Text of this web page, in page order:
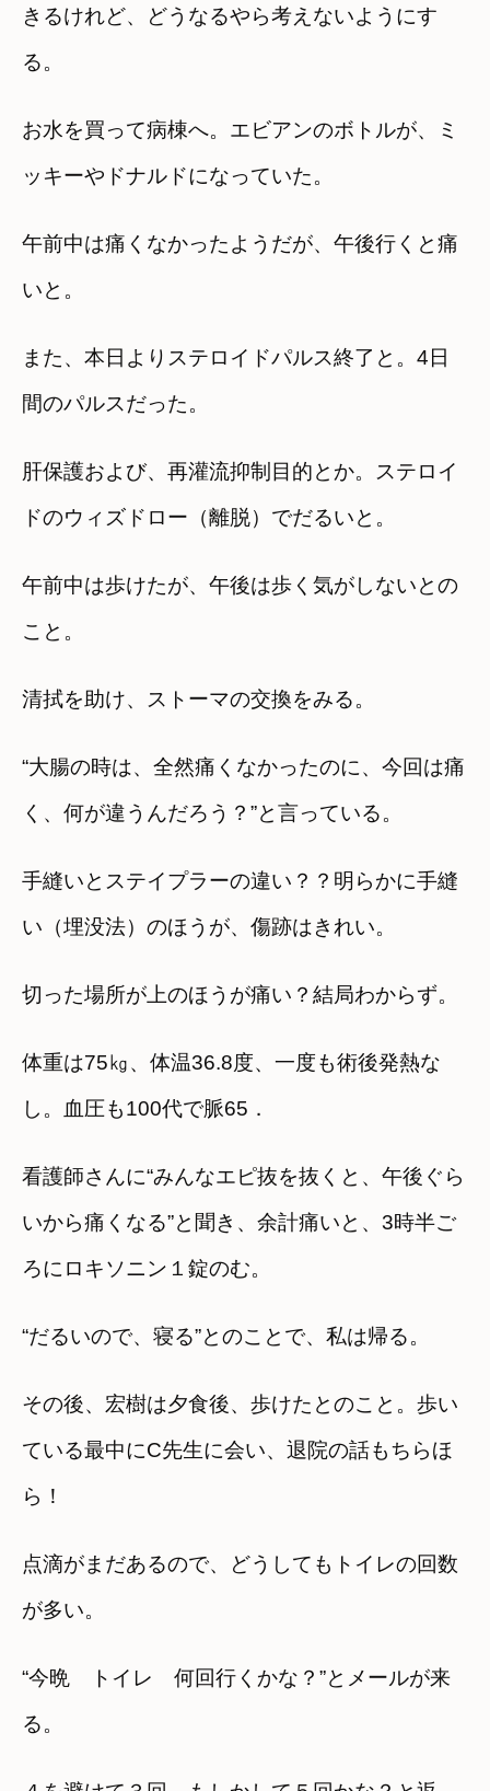
きるけれど、どうなるやら考えないようにす
る。
お水を買って病棟へ。エビアンのボトルが、ミ
ッキーやドナルドになっていた。
午前中は痛くなかったようだが、午後行くと痛
いと。
また、本日よりステロイドパルス終了と。4日
間のパルスだった。
肝保護および、再灌流抑制目的とか。ステロイ
ドのウィズドロー（離脱）でだるいと。
午前中は歩けたが、午後は歩く気がしないとの
こと。
清拭を助け、ストーマの交換をみる。
“大腸の時は、全然痛くなかったのに、今回は痛
く、何が違うんだろう？”と言っている。
手縫いとステイプラーの違い？？明らかに手縫
い（埋没法）のほうが、傷跡はきれい。
切った場所が上のほうが痛い？結局わからず。
体重は75㎏、体温36.8度、一度も術後発熱な
し。血圧も100代で脈65．
看護師さんに“みんなエピ抜を抜くと、午後ぐら
いから痛くなる”と聞き、余計痛いと、3時半ご
ろにロキソニン１錠のむ。
“だるいので、寝る”とのことで、私は帰る。
その後、宏樹は夕食後、歩けたとのこと。歩い
ている最中にC先生に会い、退院の話もちらほ
ら！
点滴がまだあるので、どうしてもトイレの回数
が多い。
“今晩 トイレ 何回行くかな？”とメールが来
る。